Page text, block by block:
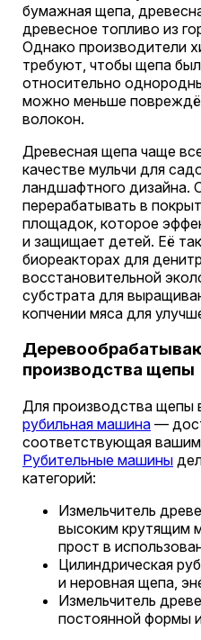
бумажная щепа,
древесное топливо из
Однако производители
требуют, чтобы щепа
относительно
можно меньше
волокон.
Древесная щепа чаще
качестве мульчи для
ландшафтного дизайна.
перерабатывать в
площадок, которое
и защищает детей. Её
биореакторах для
восстановительной
субстрата для
копчении мяса для
производства щепы
Для производства щепы
рубильная машина —
соответствующая
Рубительные машины
категорий:
Измельчитель
высоким крутящим
прост в
Цилиндрическая
и неровная щепа,
Измельчитель
постоянной формы